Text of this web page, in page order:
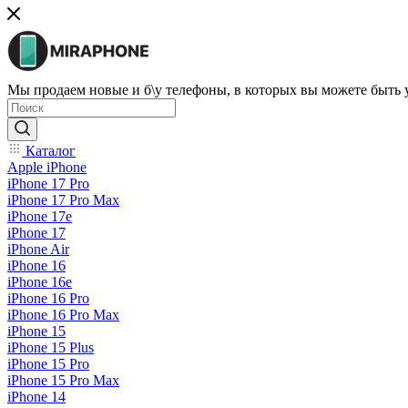
Мы продаем новые и б\у телефоны, в которых вы можете быть
Каталог
Apple iPhone
iPhone 17 Pro
iPhone 17 Pro Max
iPhone 17e
iPhone 17
iPhone Air
iPhone 16
iPhone 16e
iPhone 16 Pro
iPhone 16 Pro Max
iPhone 15
iPhone 15 Plus
iPhone 15 Pro
iPhone 15 Pro Max
iPhone 14